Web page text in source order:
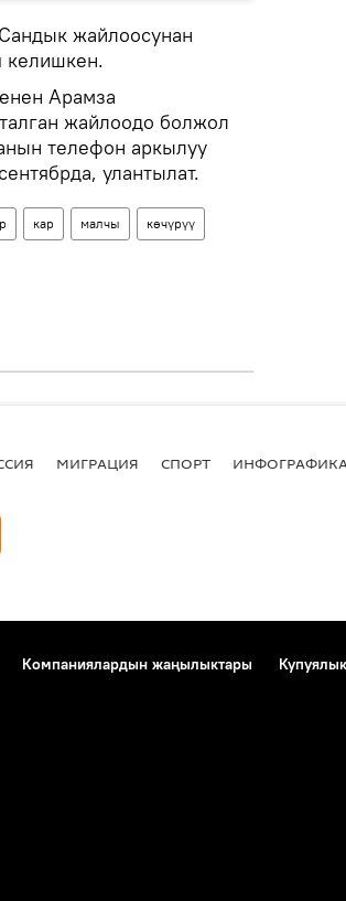
жайлоосунан
келишкен.
Арамза
жайлоодо болжол
телефон аркылуу
улантылат.
кар малчы көчүрүү
МИГРАЦИЯ СПОРТ ИНФОГРАФИКА
Компаниялардын жаңылыктары